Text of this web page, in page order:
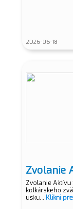
2026-06-18
Zvolanie
Zvolanie Aktívu
kolkárskeho
usku... Klikni